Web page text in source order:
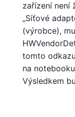
zařízení není
„Síťové
(výrobce),
tomto
na
Výsledkem